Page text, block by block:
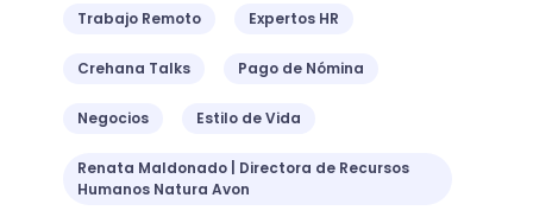
Trabajo Remoto Expertos HR
Crehana Talks Pago de Nómina
Negocios Estilo de Vida
Renata Maldonado | Directora de Recursos
Humanos Natura Avon